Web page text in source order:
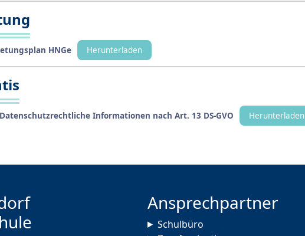
HNGe Herunterladen
Informationen nach Art. 13 DS-GVO Herunterladen
Ansprechpartner
Schulbüro